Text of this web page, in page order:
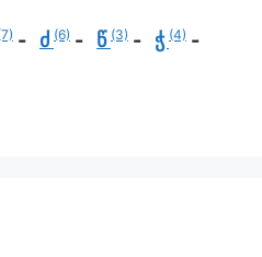
ძ (6) წ (3) ჭ (4)